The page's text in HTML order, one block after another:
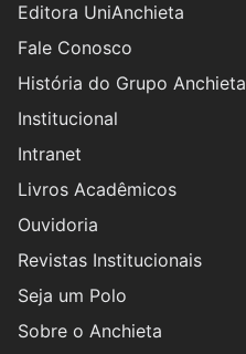
Editora UniAnchieta
Fale Conosco
História do Grupo Anchieta
Institucional
Intranet
Livros Acadêmicos
Ouvidoria
Revistas Institucionais
Seja um Polo
Sobre o Anchieta